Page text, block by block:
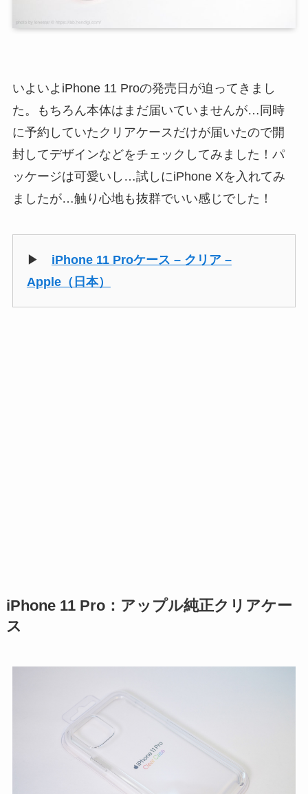
いよいよiPhone 11 Proの発売日が迫ってきまし
た。もちろん本体はまだ届いていませんが…同時
に予約していたクリアケースだけが届いたので開
封してデザインなどをチェックしてみました！パ
ッケージは可愛いし…試しにiPhone Xを入れてみ
ましたが…触り心地も抜群でいい感じでした！
▶ iPhone 11 Proケース – クリア –
Apple（日本）
iPhone 11 Pro：アップル純正クリアケー
ス